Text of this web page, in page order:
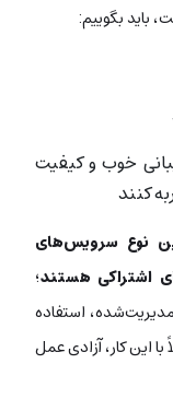
بگوییم:
خوب و کیفیت
کنند
نوع سرویس‌های
اشتراکی هستند؛
استفاده
این کار، آزادی عمل